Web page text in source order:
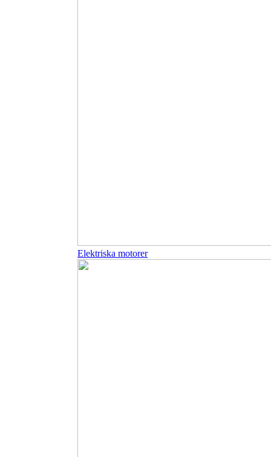
Elektriska motorer